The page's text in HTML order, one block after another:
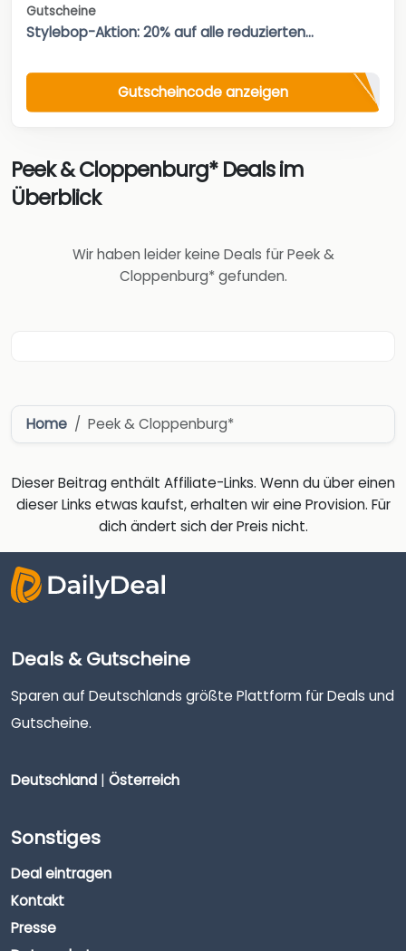
Gutscheine
Stylebop-Aktion: 20% auf alle reduzierten...
Gutscheincode anzeigen
Peek & Cloppenburg* Deals im
Überblick
Wir haben leider keine Deals für Peek &
Cloppenburg* gefunden.
Home Peek & Cloppenburg*
Dieser Beitrag enthält Affiliate-Links. Wenn du über einen
dieser Links etwas kaufst, erhalten wir eine Provision. Für
dich ändert sich der Preis nicht.
Deals & Gutscheine
Sparen auf Deutschlands größte Plattform für Deals und
Gutscheine.
Deutschland | Österreich
Sonstiges
Deal eintragen
Kontakt
Presse